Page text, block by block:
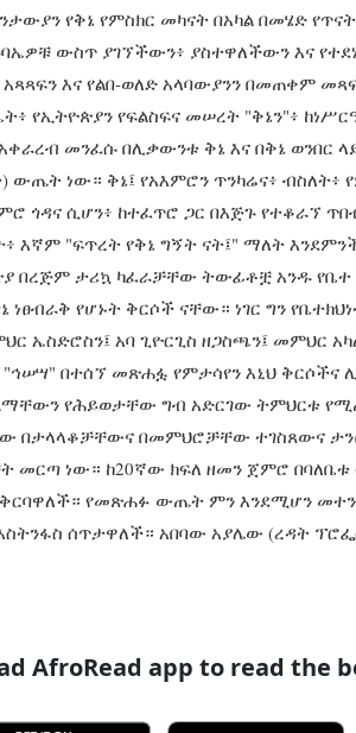
የቅኔ የምስክር መካናት በአካል በመሄድ
ውስጥ ያገኘችውን፥ ያስተዋለችውን እና
እና የልበ-ወለድ አላባውያንን በመጠቀም
የኢትዮጵያን የፍልስፍና መሠረት "ቅኔን"፥
መንፈሱ በሊቃውንቱ ቅኔ እና በቅኔ ወንበር
ውጤት ነው። ቅኔ፤ የአእምሮን ጥንካሬና፥ ብስለት፥
ጎዳና ሲሆን፥ ከተፈጥሮ ጋር በእጅጉ የተቆራኘ
እኛም "ፍጥረት የቅኔ ግኝት ናት፤" ማለት
በረጅም ታሪኳ ካፈራቻቸው ትውፊቶቿ አንዱ የቤተ
የሆኑት ቅርሶች ናቸው። ነገር ግን
ኤስድሮስን፤ አባ ጊዮርጊስ ዘጋስጫን፤ መምህር
በተሰኘ መጽሐፏ የምታሳየን እኒህ
የሕይወታቸው ግብ አድርገው ትምህርቱ
በታላላቆቻቸውና በመምህሮቻቸው ተገስጸውና
ነው። ከ20ኛው ክፍለ ዘመን ጀምሮ በባለቤቱ
የመጽሐፉ ውጤት ምን እንደሚሆን
ሰጥታዋለች። አበባው አያሌው (ረዳት
AfroRead app to read the